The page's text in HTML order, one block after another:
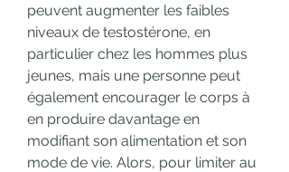
peuvent augmenter les faibles
niveaux de testostérone, en
particulier chez les hommes plus
jeunes, mais une personne peut
également encourager le corps à
en produire davantage en
modifiant son alimentation et son
mode de vie. Alors, pour limiter au